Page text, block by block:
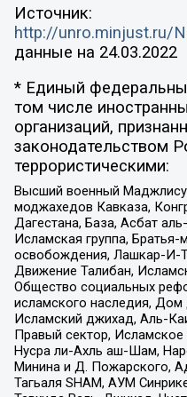
Источник:
http://unro.minjust.ru/
данные на 24.03.2022
* Единый
том числе
организаций,
законодательством
террористическими:
Высший военный
моджахедов Кавказа,
Дагестана, База, Асбат
Исламская группа, Братья-
освобождения, Лашкар-И-
Движение Талибан,
Общество социальных
исламского наследия,
Исламский джихад, Аль-
Правый сектор,
Нусра ли-Ахль аш-Шам,
Минина и Д. Пожарского,
Тагьаля SHAM, АУМ